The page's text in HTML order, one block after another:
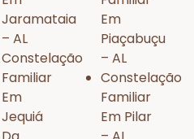
Jaramataia
– AL
Constelação
Familiar
Em
Jequiá
Em
Piaçabuçu
– AL
Constelação
Familiar
Em Pilar